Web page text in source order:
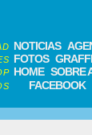
NOTICIAS
FOTOS
HOME SOBRE
FACEBOOK